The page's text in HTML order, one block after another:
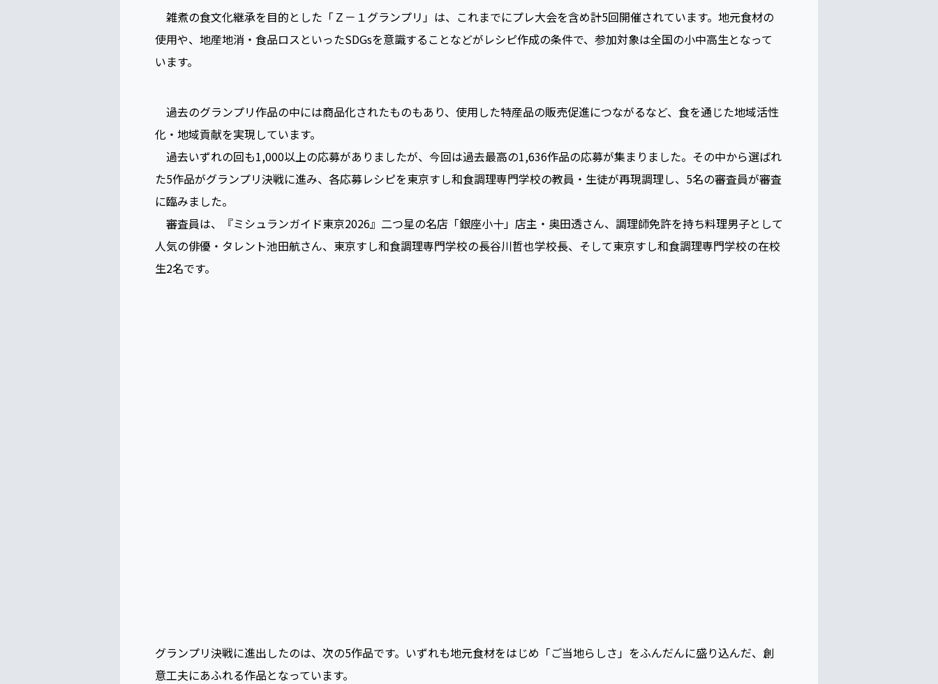
雑煮の食文化継承を目的とした「Ｚ－１グランプリ」は、これまでにプレ大会を含め計5回開催されています。地元食材の
使用や、地産地消・食品ロスといったSDGsを意識することなどがレシピ作成の条件で、参加対象は全国の小中高生となって
います。
過去のグランプリ作品の中には商品化されたものもあり、使用した特産品の販売促進につながるなど、食を通じた地域活性
化・地域貢献を実現しています。
過去いずれの回も1,000以上の応募がありましたが、今回は過去最高の1,636作品の応募が集まりました。その中から選ばれ
た5作品がグランプリ決戦に進み、各応募レシピを東京すし和食調理専門学校の教員・生徒が再現調理し、5名の審査員が審査
に臨みました。
審査員は、『ミシュランガイド東京2026』二つ星の名店「銀座小十」店主・奥田透さん、調理師免許を持ち料理男子として
人気の俳優・タレント池田航さん、東京すし和食調理専門学校の長谷川哲也学校長、そして東京すし和食調理専門学校の在校
生2名です。
グランプリ決戦に進出したのは、次の5作品です。いずれも地元食材をはじめ「ご当地らしさ」をふんだんに盛り込んだ、創
意工夫にあふれる作品となっています。